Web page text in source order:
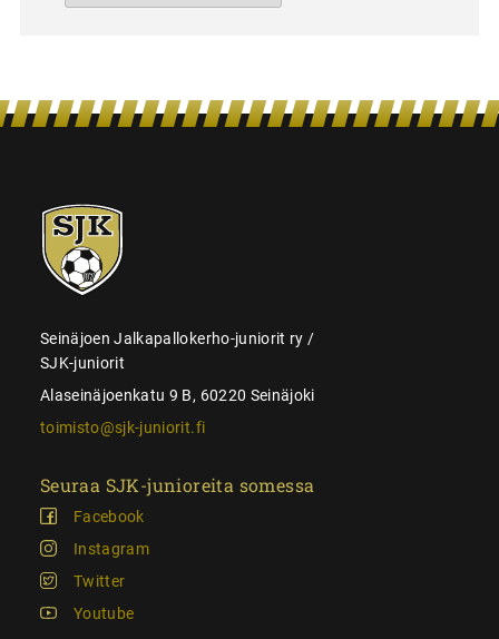
SJK-
juniorit
Seinäjoen Jalkapallokerho-juniorit ry /
SJK-juniorit
Alaseinäjoenkatu 9 B, 60220 Seinäjoki
toimisto@sjk-juniorit.fi
Seuraa SJK-junioreita somessa
Facebook
Instagram
Twitter
Youtube